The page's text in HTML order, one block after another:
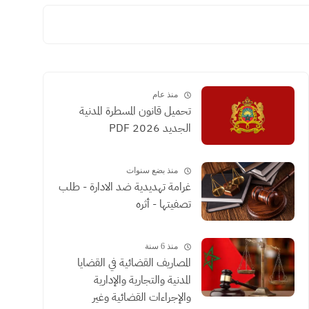
منذ عام
تحميل قانون المسطرة المدنية
الجديد 2026 PDF
منذ بضع سنوات
غرامة تهديدية ضد الادارة - طلب
تصفيتها - أثره
منذ 6 سنة
المصاريف القضائية في القضايا
المدنية والتجارية والإدارية
والإجراءات القضائية وغير